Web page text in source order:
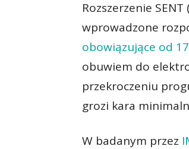
Rozszerzenie
wprowadzone
obowiązujące od
obuwiem do
przekroczeniu
grozi kara
W badanym przez